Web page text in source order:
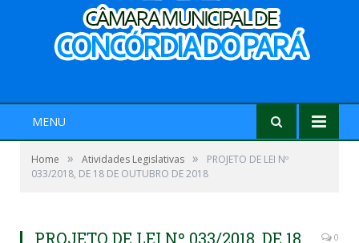
MENU
Home » Atividades Legislativas »
PROJETO DE LEI Nº
033/2018, DE 18 DE OUTUBRO DE 2018
PROJETO DE LEI Nº 033/2018, DE 18
0